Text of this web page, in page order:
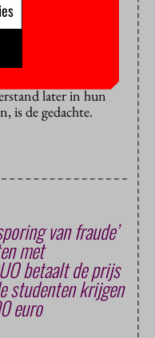
voor laatstejaars
niet van plan om
in eerdere
vorig jaar
later in hun
is de gedachte.
van fraude’
met
betaalt de prijs
studenten krijgen
euro